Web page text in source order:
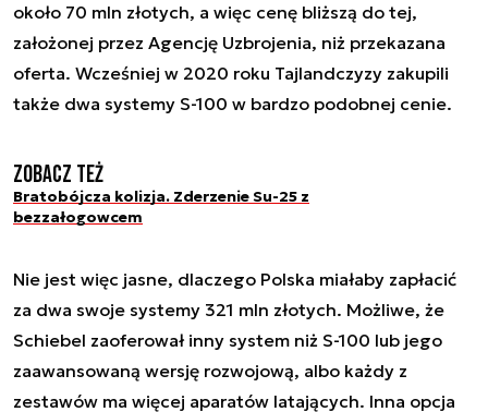
około 70 mln złotych, a więc cenę bliższą do tej,
założonej przez Agencję Uzbrojenia, niż przekazana
oferta. Wcześniej w 2020 roku Tajlandczyzy zakupili
także dwa systemy S-100 w bardzo podobnej cenie.
Zobacz też
Bratobójcza kolizja. Zderzenie Su-25 z
bezzałogowcem
Nie jest więc jasne, dlaczego Polska miałaby zapłacić
za dwa swoje systemy 321 mln złotych. Możliwe, że
Schiebel zaoferował inny system niż S-100 lub jego
zaawansowaną wersję rozwojową, albo każdy z
zestawów ma więcej aparatów latających. Inna opcja